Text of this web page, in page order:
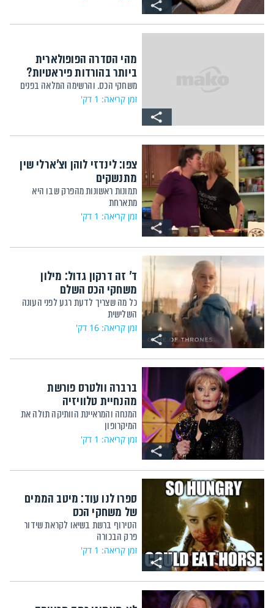
מהי הסדרה הפופולארית
ביותר בהורדות פיראטיות?
משחקי הכס. והרשימה המלאה בפנים
זמן קריאה: 1 דק'
צפו: לינדזי לוהן וצ'ארלי שין
מתנשקים
תמונות ראשונות מהפרק שבו היא
מתארחת
זמן קריאה: 1 דק'
ד' זה דרקון גדול: מילון
משחקי הכס השלם
כל מה שצריך לדעת רגע לפני העונה
השלישית
זמן קריאה: 16 דק'
ברברה וולטרס פורשת
מהנחיית טלוויזיה
המנחה והמראיינת הוותיקה תולה את
המיקרופון
זמן קריאה: 1 דק'
ספרו לנו עוד: מיטב הממים
של משחקי הכס
הטירוף ברשת בשיאו לקראת שידור
פרק הבכורה
זמן קריאה: 1 דק'